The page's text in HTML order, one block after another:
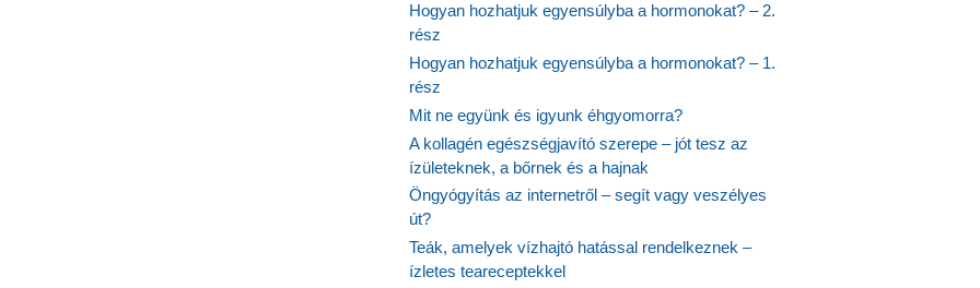
Hogyan hozhatjuk egyensúlyba a hormonokat? – 2.
rész
Hogyan hozhatjuk egyensúlyba a hormonokat? – 1.
rész
Mit ne együnk és igyunk éhgyomorra?
A kollagén egészségjavító szerepe – jót tesz az
ízületeknek, a bőrnek és a hajnak
Öngyógyítás az internetről – segít vagy veszélyes
út?
Teák, amelyek vízhajtó hatással rendelkeznek –
ízletes teareceptekkel